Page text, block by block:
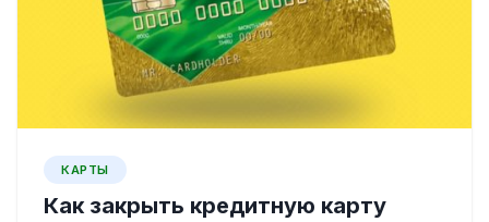
КАРТЫ
Как закрыть кредитную карту